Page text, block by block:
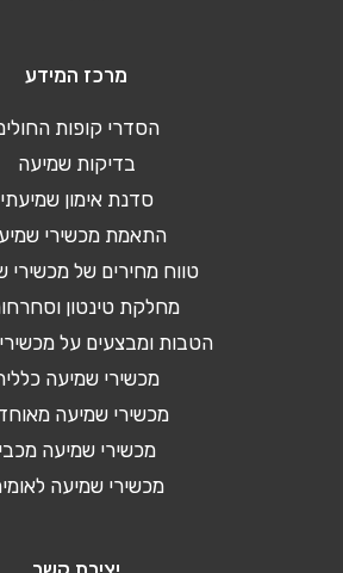
מרכז המידע
הסדרי קופות
בדיקות שמיעה
סדנת אימון שמיעתי
התאמת מכשירי
טווח מחירים של מכשירי
מחלקת טינטון
הטבות ומבצעים על
מכשירי שמיעה
מכשירי שמיעה
מכשירי שמיעה מכבי
מכשירי שמיעה